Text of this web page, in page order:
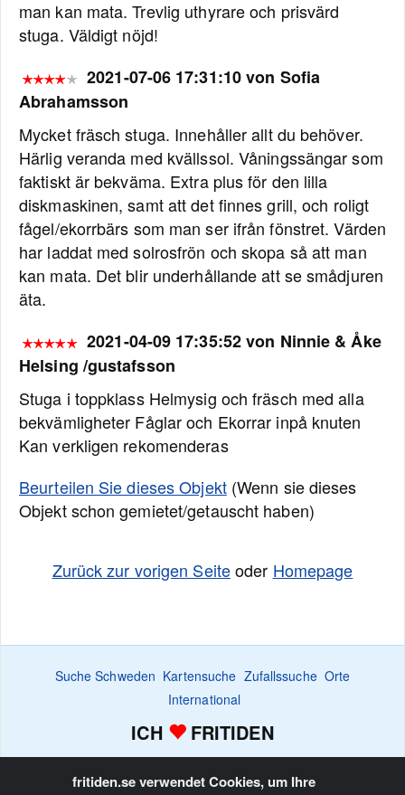
man kan mata. Trevlig uthyrare och prisvärd
stuga. Väldigt nöjd!
2021-07-06 17:31:10 von Sofia
Abrahamsson
Mycket fräsch stuga. Innehåller allt du behöver.
Härlig veranda med kvällssol. Våningssängar som
faktiskt är bekväma. Extra plus för den lilla
diskmaskinen, samt att det finnes grill, och roligt
fågel/ekorrbärs som man ser ifrån fönstret. Värden
har laddat med solrosfrön och skopa så att man
kan mata. Det blir underhållande att se smådjuren
äta.
2021-04-09 17:35:52 von Ninnie & Åke
Helsing /gustafsson
Stuga i toppklass Helmysig och fräsch med alla
bekvämligheter Fåglar och Ekorrar inpå knuten
Kan verkligen rekomenderas
Beurteilen Sie dieses Objekt(Wenn sie dieses
Objekt schon gemietet/getauscht haben)
Zurück zur vorigen Seiteoder Homepage
Suche Schweden Kartensuche Zufallssuche Orte
International
ICH FRITIDEN
fritiden.se verwendet Cookies, um Ihre